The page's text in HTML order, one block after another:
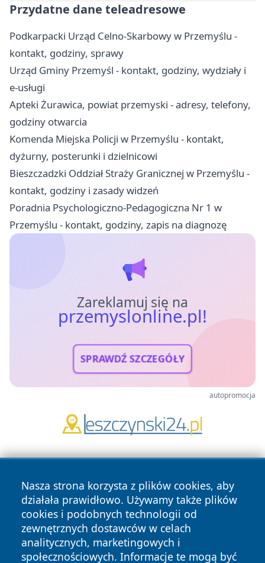
Przydatne dane teleadresowe
Podkarpacki Urząd Celno-Skarbowy w Przemyślu -
kontakt, godziny, sprawy
Urząd Gminy Przemyśl - kontakt, godziny, wydziały i
e-usługi
Apteki Żurawica, powiat przemyski - adresy, telefony,
godziny otwarcia
Komenda Miejska Policji w Przemyślu - kontakt,
dyżurny, posterunki i dzielnicowi
Bieszczadzki Oddział Straży Granicznej w Przemyślu -
kontakt, godziny i zasady widzeń
Poradnia Psychologiczno-Pedagogiczna Nr 1 w
Przemyślu - kontakt, godziny, zapis na diagnozę
Zareklamuj się na
przemyslonline.pl!
SPRAWDŹ SZCZEGÓŁY
autopromocja
Nasza strona korzysta z plików cookies, aby
działała prawidłowo. Używamy także plików
cookies i podobnych technologii od
zewnętrznych dostawców w celach
analitycznych, marketingowych i
społecznościowych. Informacje te mogą być
Copyright © 2026 przemyslonline.pl Wszystkie prawa
zastrzeżone.